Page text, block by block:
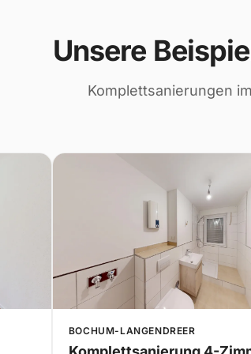
Unsere
Komplettsanierungen
BOCHUM-LANGENDREER